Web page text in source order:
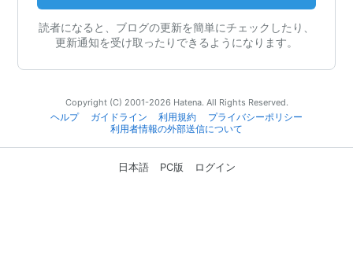
読者になると、ブログの更新を簡単にチェックしたり、
更新通知を受け取ったりできるようになります。
Copyright (C) 2001-2026 Hatena. All Rights Reserved.
ヘルプ
ガイドライン 利用規約
プライバシーポリシー
利用者情報の外部送信について
日本語 PC版 ログイン